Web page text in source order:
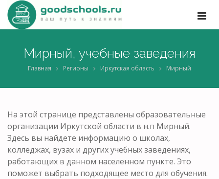
Мирный, учебные заведения
Главная Регионы Иркутская область Мирный
На этой странице представлены образовательные
организации Иркутской области в н.п Мирный.
Здесь вы найдете информацию о школах,
колледжах, вузах и других учебных заведениях,
работающих в данном населенном пункте. Это
поможет выбрать подходящее место для обучения.